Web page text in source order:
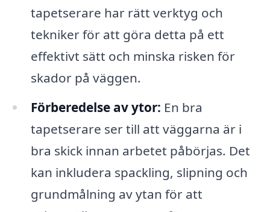
tapetserare har rätt verktyg och
tekniker för att göra detta på ett
effektivt sätt och minska risken för
skador på väggen.
Förberedelse av ytor: En bra
tapetserare ser till att väggarna är i
bra skick innan arbetet påbörjas. Det
kan inkludera spackling, slipning och
grundmålning av ytan för att